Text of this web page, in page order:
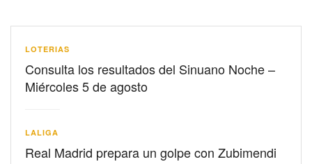
LOTERIAS
Consulta los resultados del Sinuano Noche –
Miércoles 5 de agosto
LALIGA
Real Madrid prepara un golpe con Zubimendi